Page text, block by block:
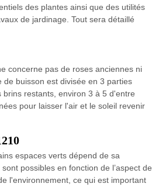
des plantes ainsi que des utilités
de jardinage. Tout sera détaillé
concerne pas de roses anciennes ni
de buisson est divisée en 3 parties
restants, environ 3 à 5 d'entre
pour laisser l'air et le soleil revenir
espaces verts dépend de sa
possibles en fonction de l’aspect de
l'environnement, ce qui est important